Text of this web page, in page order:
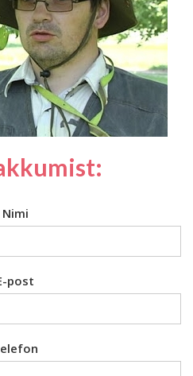
Nimi
post